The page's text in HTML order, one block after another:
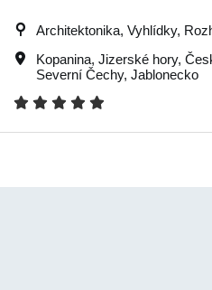
Architektonika, Vyhlídky,
Kopanina, Jizerské hory,
Severní Čechy, Jablonecko